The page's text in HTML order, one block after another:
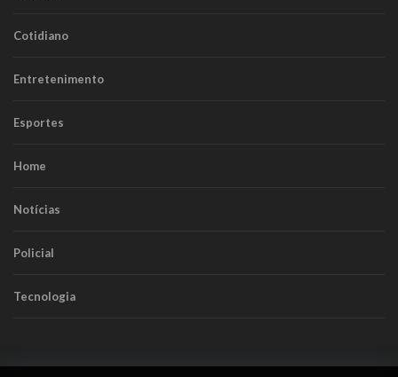
Cotidiano
Entretenimento
Esportes
Home
Notícias
Policial
Tecnologia